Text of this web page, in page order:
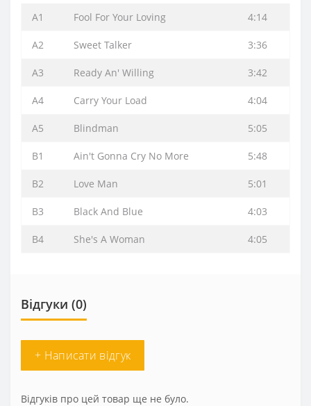
A1 Fool For Your Loving 4:14
A2 Sweet Talker 3:36
A3 Ready An' Willing 3:42
A4 Carry Your Load 4:04
A5 Blindman 5:05
B1 Ain't Gonna Cry No More 5:48
B2 Love Man 5:01
B3 Black And Blue 4:03
B4 She's A Woman 4:05
Відгуки (0)
+ Написати відгук
Відгуків про цей товар ще не було.